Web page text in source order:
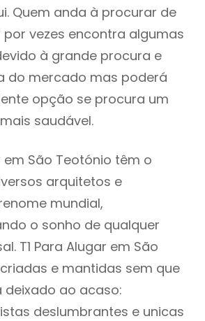
Quem anda à procurar de
por vezes encontra algumas
à grande procura e
do mercado mas poderá
opção se procura um
saudável.
em São Teotónio têm o
arquitetos e
mundial,
o sonho de qualquer
T1 Para Alugar em São
e mantidas sem que
deixado ao acaso:
deslumbrantes e unicas